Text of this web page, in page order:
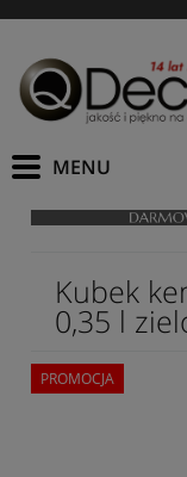
Kubek
0,35 l
PROMOCJA